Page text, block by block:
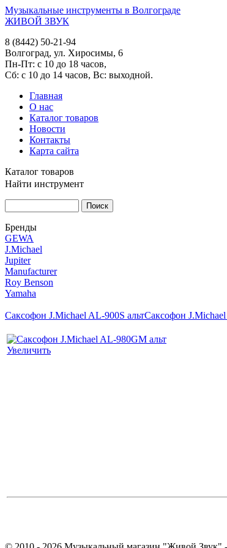
Музыкальные инструменты в Волгограде
ЖИВОЙ ЗВУК
8 (8442) 50-21-94
Волгоград, ул. Хиросимы, 6
Пн-Пт: с 10 до 18 часов,
Сб: с 10 до 14 часов, Вс: выходной.
Главная
О нас
Каталог товаров
Новости
Контакты
Карта сайта
Каталог товаров
Найти инструмент
Бренды
GEWA
J.Michael
Jupiter
Manufacturer
Roy Benson
Yamaha
Саксофон J.Michael AL-900S альтСаксофон
Увеличить